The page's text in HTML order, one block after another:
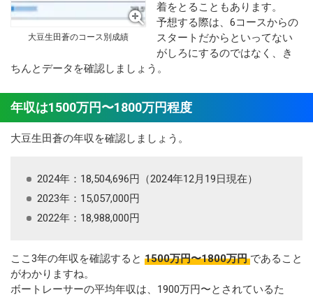
大豆生田蒼のコース別成績
着をとることもあります。
予想する際は、6コースからの
スタートだからといってない
がしろにするのではなく、き
ちんとデータを確認しましょう。
年収は1500万円〜1800万円程度
大豆生田蒼の年収を確認しましょう。
2024年：18,504,696円（2024年12月19日現在）
2023年：15,057,000円
2022年：18,988,000円
ここ3年の年収を確認すると 1500万円〜1800万円であること
がわかりますね。
ボートレーサーの平均年収は、1900万円〜とされているた